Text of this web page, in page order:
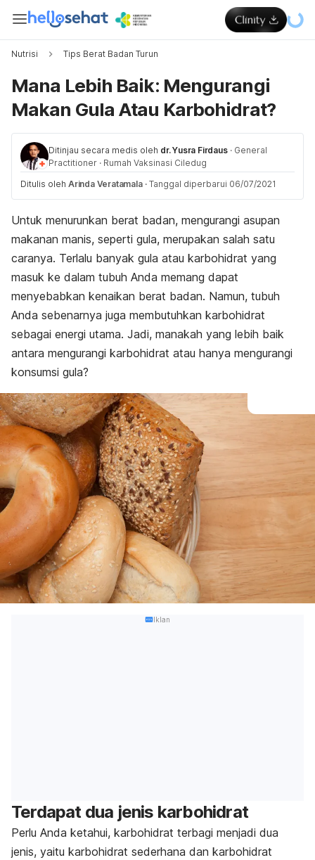
Nutrisi Tips Berat Badan Turun
Mana Lebih Baik: Mengurangi
Makan Gula Atau Karbohidrat?
Ditinjau secara medis oleh dr. Yusra Firdaus · General
Practitioner · Rumah Vaksinasi Ciledug
Ditulis oleh Arinda Veratamala · Tanggal diperbarui 06/07/2021
Untuk menurunkan berat badan, mengurangi asupan
makanan manis, seperti gula, merupakan salah satu
caranya. Terlalu banyak gula atau karbohidrat yang
masuk ke dalam tubuh Anda memang dapat
menyebabkan kenaikan berat badan. Namun, tubuh
Anda sebenarnya juga membutuhkan karbohidrat
sebagai energi utama. Jadi, manakah yang lebih baik
antara mengurangi karbohidrat atau hanya mengurangi
konsumsi gula?
Iklan
Terdapat dua jenis karbohidrat
Perlu Anda ketahui, karbohidrat terbagi menjadi dua
jenis, yaitu karbohidrat sederhana dan karbohidrat